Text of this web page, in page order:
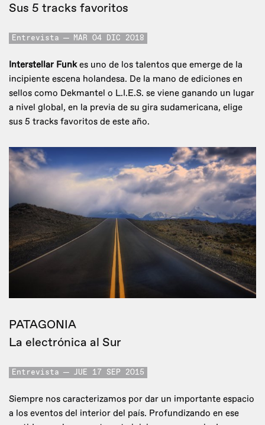
Sus 5 tracks favoritos
Entrevista MAR 04 DIC 2018
Interstellar Funkes uno de los talentos que emerge de la
incipiente escena holandesa. De la mano de ediciones en
sellos como Dekmantel o L.I.E.S. se viene ganando un lugar
a nivel global, en la previa de su gira sudamericana, elige
sus 5 tracks favoritos de este año.
PATAGONIA
La electrónica al Sur
Entrevista JUE 17 SEP 2015
Siempre nos caracterizamos por dar un importante espacio
a los eventos del interior del país. Profundizando en ese